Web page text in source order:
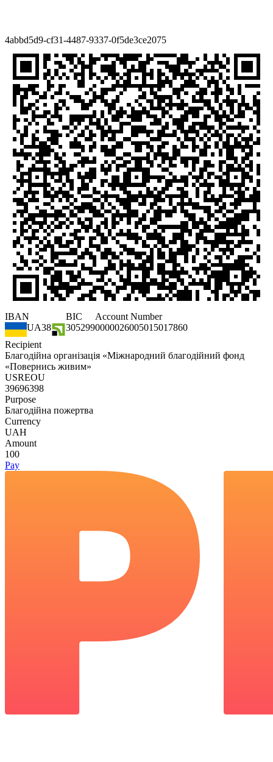
4abbd5d9-cf31-4487-9337-0f5de3ce2075
IBAN BIC
Account Number
UA38 3052990000026005015017860
Recipient
Благодійна організація «Міжнародний благодійний фонд
«Повернись живим»
USREOU
39696398
Purpose
Благодійна пожертва
Currency
UAH
Amount
100
Pay